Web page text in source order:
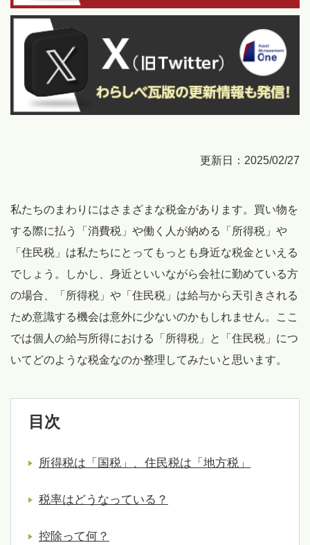
更新日：2025/02/27
私たちのまわりにはさまざまな税金があります。買い物を
する際に払う「消費税」や働く人が納める「所得税」や
「住民税」は私たちにとってもっとも身近な税金といえる
でしょう。しかし、身近といいながら会社に勤めている方
の場合、「所得税」や「住民税」は給与から天引きされる
ため意識する機会は意外に少ないのかもしれません。ここ
では個人の給与所得における「所得税」と「住民税」につ
いてどのような税金なのか整理してみたいと思います。
目次
所得税は「国税」、住民税は「地方税」
税率はどうなっている？
控除って何？